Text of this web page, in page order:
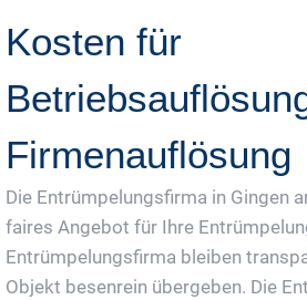
Kosten für
Firmenauflösung
Die Entrümpelungsfirma in Gingen
faires Angebot für Ihre
Entrümpelungsfirma bleiben
Objekt besenrein übergeben. Die